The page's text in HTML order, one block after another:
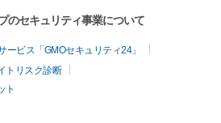
のセキュリティ事業について
ビス「GMOセキュリティ24」
トリスク診断
ト